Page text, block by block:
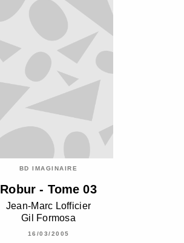
BD IMAGINAIRE
Robur - Tome 03
Jean-Marc Lofficier
Gil Formosa
16/03/2005